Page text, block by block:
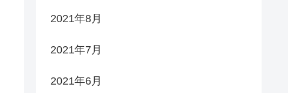
2021年8月
2021年7月
2021年6月